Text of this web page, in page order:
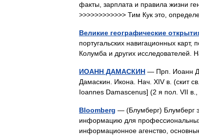
факты, зарплата и правила жизни
>>>>>>>>>>>> Тим Кук это,
Великие географические
португальских навигационных
Колумба и других
ИОАНН ДАМАСКИН — Прп. Иоанн
Дамаскин. Икона. Нач. XIV в. (скит
Ioannes Damascenus] (2 я пол. VII
Bloomberg — (Блумберг) Блумберг
информацию для
информационное агенство,